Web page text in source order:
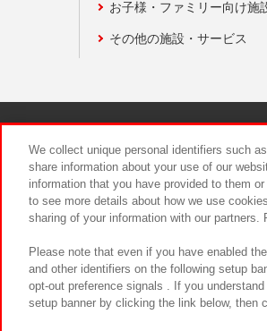
お子様・ファミリー向け施
その他の施設・サービス
We collect unique personal identifiers such
share information about your use of our
information that you have provided to them
to see more details about how we use
sharing of your information with our
Please note that even if you have enabled
and other identifiers on the following setup
opt-out preference signals . If you
setup banner by clicking the link below, then